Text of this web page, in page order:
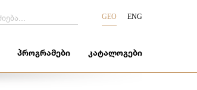
GEO ENG
ᲞᲠᲝᲒᲠᲐᲛᲔᲑᲘ ᲙᲐᲢᲐᲚᲝᲒᲔᲑᲘ